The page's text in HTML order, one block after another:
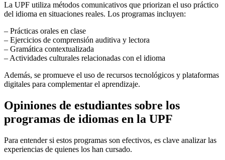
La UPF utiliza métodos comunicativos que priorizan el uso práctico
del idioma en situaciones reales. Los programas incluyen:
– Prácticas orales en clase
– Ejercicios de comprensión auditiva y lectora
– Gramática contextualizada
– Actividades culturales relacionadas con el idioma
Además, se promueve el uso de recursos tecnológicos y plataformas
digitales para complementar el aprendizaje.
Opiniones de estudiantes sobre los
programas de idiomas en la UPF
Para entender si estos programas son efectivos, es clave analizar las
experiencias de quienes los han cursado.